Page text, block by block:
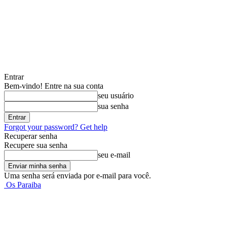
Entrar
Bem-vindo! Entre na sua conta
seu usuário
sua senha
Forgot your password? Get help
Recuperar senha
Recupere sua senha
seu e-mail
Uma senha será enviada por e-mail para você.
Os Paraiba